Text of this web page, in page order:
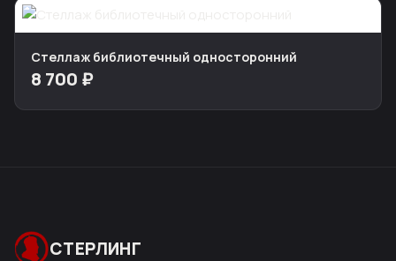
Стеллаж библиотечный односторонний
8 700 ₽
СТЕРЛИНГ